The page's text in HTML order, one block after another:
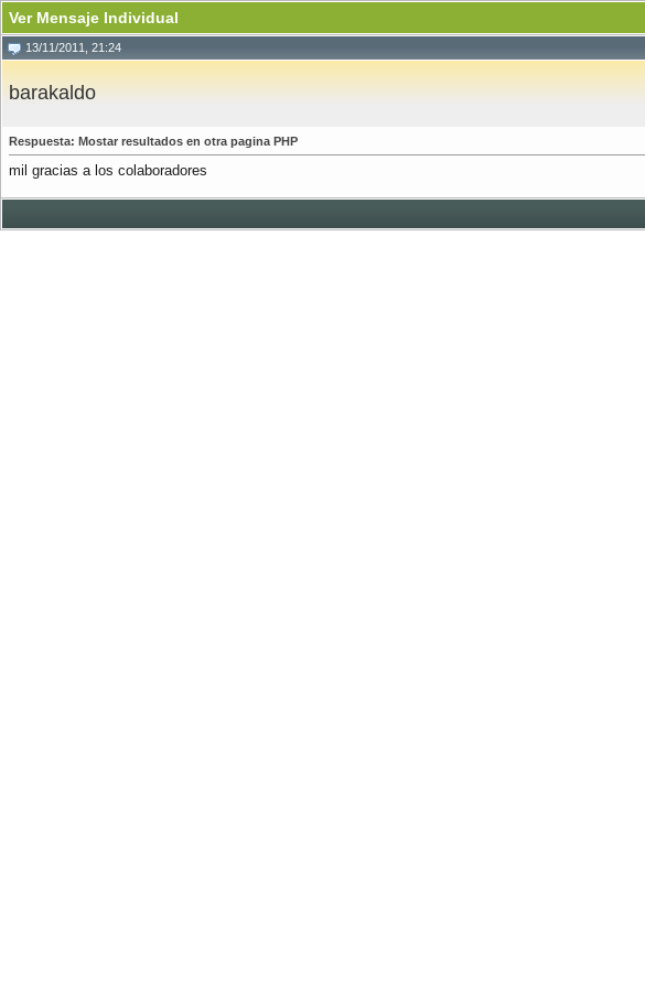
Ver Mensaje Individual
13/11/2011, 21:24
barakaldo
Respuesta: Mostar resultados en otra pagina PHP
mil gracias a los colaboradores